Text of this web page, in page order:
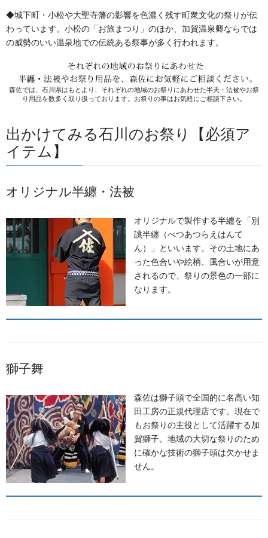
獅子舞・衣裳・別仕立・小物
提灯 祭
前の記事
和紙提灯の取扱注意書
2017/08/30
祭り前掛け・けんたい・胸当て
次の記事
豪華懸帯(けんたい) 祭前掛け
2018/06/02
お祭備品と豆知識
お祭用品・品目
獅子舞・衣裳・別仕立・小物
祭り前掛け・けんたい・胸当て
◆城下町・小松や大聖寺藩の影響を色濃く残す町衆文化の祭りが伝
わっています。小松の「お旅まつり」のほか、加賀温泉卿ならでは
の威勢のいい温泉地での伝統ある祭事が多く行われます。
森佐では、石川県はもとより、それぞれの地域のお祭りにあわせた半天・法被やお祭
り用品を数多く取り扱っております。お祭りの事はお気軽にご相談下さい。
出かけてみる石川のお祭り【必須ア
イテム】
オリジナル半纏・法被
オリジナルで製作する半纏を「別
誂半纏（べつあつらえはんて
ん）」といいます。その土地にあ
った色合いや絵柄、風合いが用意
されるので、祭りの景色の一部に
なります。
獅子舞
森佐は獅子頭で全国的に名高い知
田工房の正規代理店です。現在で
もお祭りの主役として活躍する加
賀獅子。地域の大切な祭りのため
に確かな技術の獅子頭は欠かせま
せん。